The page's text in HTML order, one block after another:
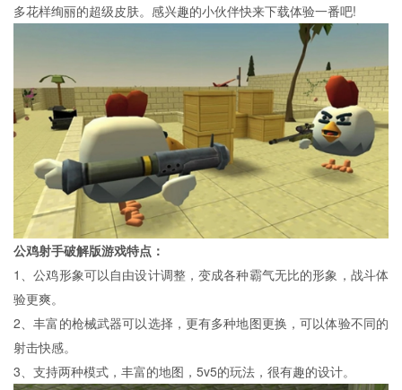
多花样绚丽的超级皮肤。感兴趣的小伙伴快来下载体验一番吧!
公鸡射手破解版游戏特点：
1、公鸡形象可以自由设计调整，变成各种霸气无比的形象，战斗体
验更爽。
2、丰富的枪械武器可以选择，更有多种地图更换，可以体验不同的
射击快感。
3、支持两种模式，丰富的地图，5v5的玩法，很有趣的设计。